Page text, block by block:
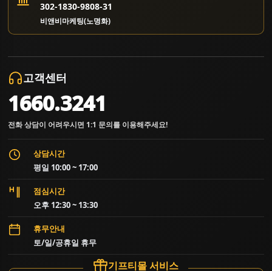
302-1830-9808-31
비앤비마케팅(노명화)
고객센터
1660.3241
전화 상담이 어려우시면 1:1 문의를 이용해주세요!
상담시간
평일 10:00 ~ 17:00
점심시간
오후 12:30 ~ 13:30
휴무안내
토/일/공휴일 휴무
기프티몰 서비스